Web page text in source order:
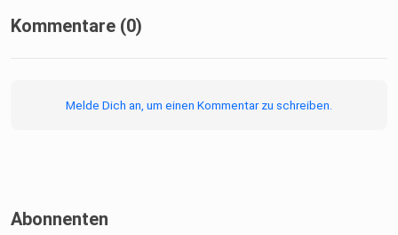
Kommentare (0)
Melde Dich an, um einen Kommentar zu schreiben.
Abonnenten